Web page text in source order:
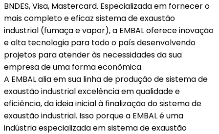
BNDES, Visa, Mastercard. Especializada em fornecer o
mais completo e eficaz sistema de exaustão
industrial (fumaça e vapor), a EMBAL oferece inovação
e alta tecnologia para todo o país desenvolvendo
projetos para atender às necessidades da sua
empresa de uma forma econômica.
A EMBAL alia em sua linha de produção de sistema de
exaustão industrial excelência em qualidade e
eficiência, da ideia inicial à finalização do sistema de
exaustão industrial. Isso porque a EMBAL é uma
indústria especializada em sistema de exaustão